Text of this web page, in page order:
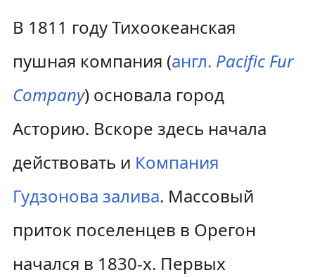
В 1811 годуТихоокеанская
пушная компания (англ. Pacific Fur
Company) основала город
Асторию. Вскоре здесь начала
действовать и Компания
Гудзонова залива. Массовый
приток поселенцев в Орегон
начался в 1830-х. Первых